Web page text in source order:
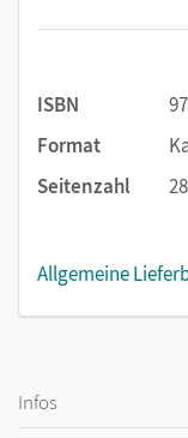
ISBN
Format
Seitenzahl
Allgemeine
Infos